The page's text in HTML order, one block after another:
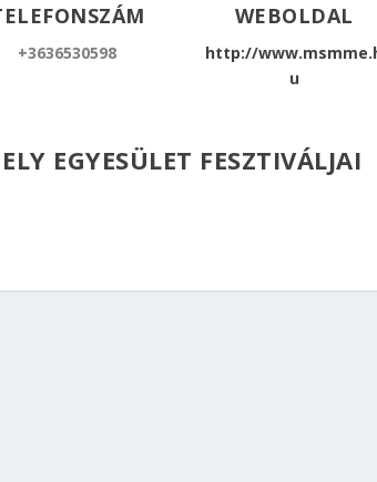
+3636530598
WEBOLDAL
http://
u
EGYESÜLET FESZTIVÁLJAI